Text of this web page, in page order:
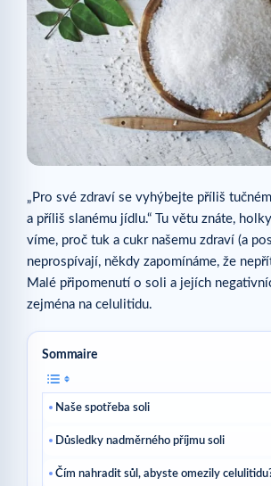
„Pro své zdraví se vyhýbejte příliš
a příliš slanému jídlu.“ Tu větu znáte,
víme, proč tuk a cukr našemu zdraví (a
neprospívají, někdy zapomínáme, že
Malé připomenutí o soli a jejích
zejména na celulitidu.
Sommaire
Naše spotřeba soli
Důsledky nadměrného příjmu soli
Čím nahradit sůl, abyste omezily